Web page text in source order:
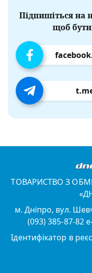
Підпишіться на
щоб бути
ТОВАРИСТВО З
м. Дніпро, вул.
(093) 385-87-82
Ідентифікатор в